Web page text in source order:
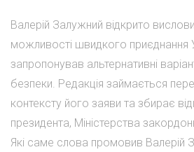
Валерій Залужний відкрито
можливості швидкого приєднання
запропонував альтернативні
безпеки. Редакція займається
контексту його заяви та збирає
президента, Міністерства
Які саме слова промовив Валерій